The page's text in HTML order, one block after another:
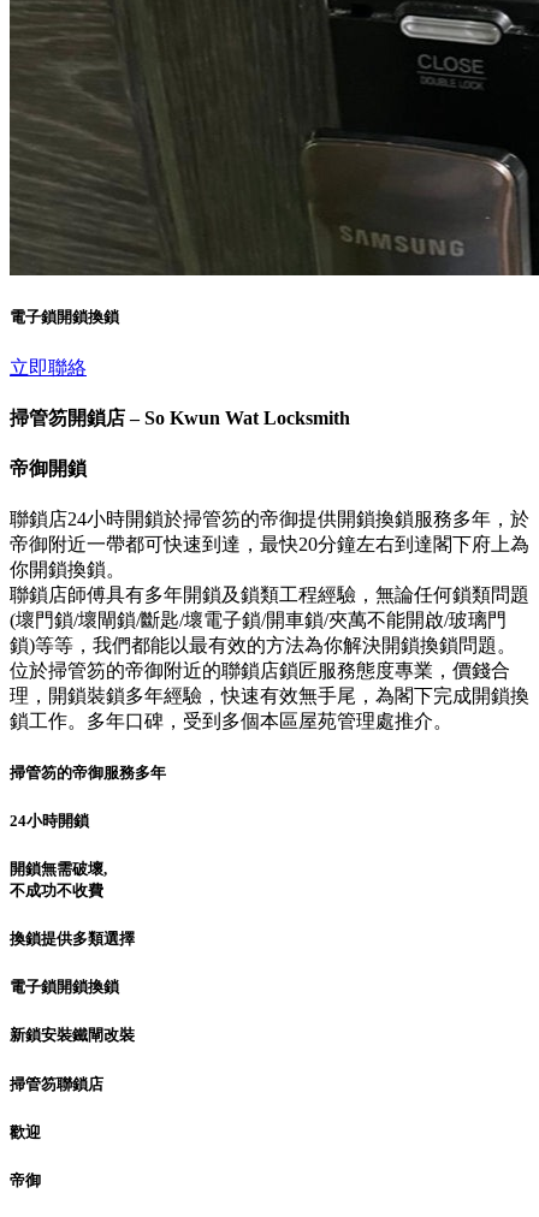
電子鎖開鎖換鎖
立即聯絡
掃管笏開鎖店 – So Kwun Wat Locksmith
帝御開鎖
聯鎖店24小時開鎖於掃管笏的帝御提供開鎖換鎖服務多年，於
帝御附近一帶都可快速到達，最快20分鐘左右到達閣下府上為
你開鎖換鎖。
聯鎖店師傅具有多年開鎖及鎖類工程經驗，無論任何鎖類問題
(壞門鎖/壞閘鎖/斷匙/壞電子鎖/開車鎖/夾萬不能開啟/玻璃門
鎖)等等，我們都能以最有效的方法為你解決開鎖換鎖問題。
位於掃管笏的帝御附近的聯鎖店鎖匠服務態度專業，價錢合
理，開鎖裝鎖多年經驗，快速有效無手尾，為閣下完成開鎖換
鎖工作。多年口碑，受到多個本區屋苑管理處推介。
掃管笏的帝御服務多年
24小時開鎖
開鎖無需破壞,
不成功不收費
換鎖提供多類選擇
電子鎖開鎖換鎖
新鎖安裝鐵閘改裝
掃管笏聯鎖店
歡迎
帝御